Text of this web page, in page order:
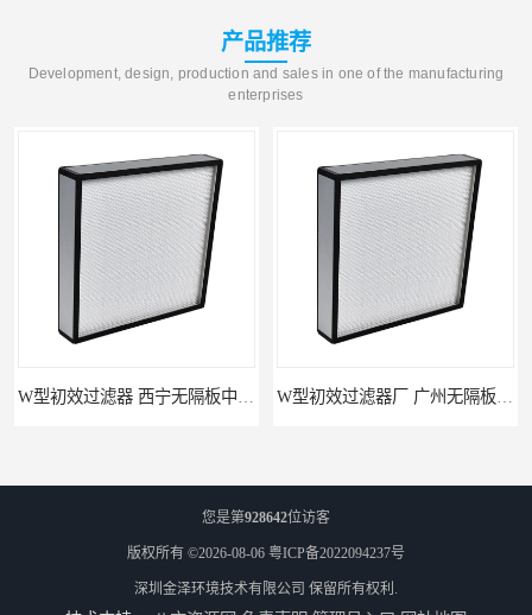
产品推荐
Development, design, production and sales in one of the manufacturing
enterprises
您是第928642位访客
版权所有 ©2026-08-06 粤ICP备2022094237号
深圳金泽环境技术有限公司 保留所有权利.